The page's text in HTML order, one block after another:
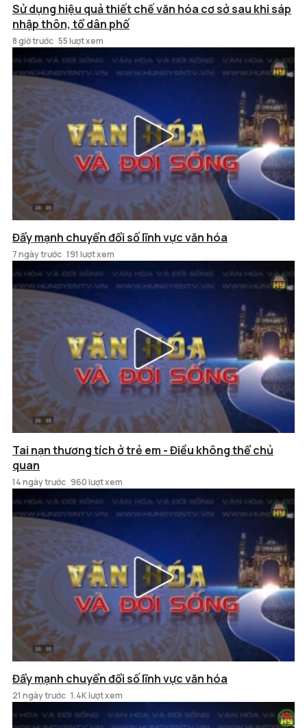
Sử dụng hiệu quả thiết chế văn hóa cơ sở sau khi sáp
nhập thôn, tổ dân phố
8 giờ trước 55 lượt xem
Đẩy mạnh chuyển đổi số lĩnh vực văn hóa
7 ngày trước 191 lượt xem
Tai nạn thương tích ở trẻ em - Điều không thể chủ
quan
14 ngày trước 960 lượt xem
Đẩy mạnh chuyển đổi số lĩnh vực văn hóa
21 ngày trước 1.4K lượt xem